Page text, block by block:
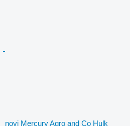
novi Mercury Agro and Co Hulk